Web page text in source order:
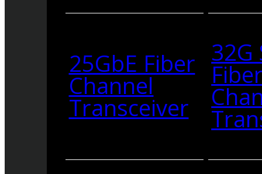
25GbE Fiber
Channel
Transceiver
32G